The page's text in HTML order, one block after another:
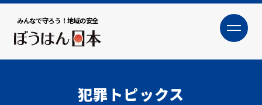
みんなで守ろう！地域の安全
大
犯罪トピックス